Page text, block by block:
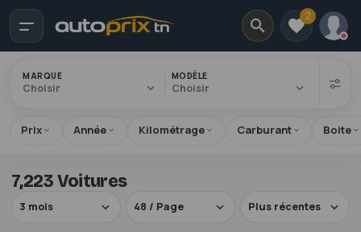
2
MARQUE
Choisir
MODÈLE
Choisir
Prix Année Kilométrage Carburant Boite
7,223 Voitures
3 mois 48 / Page Plus récentes